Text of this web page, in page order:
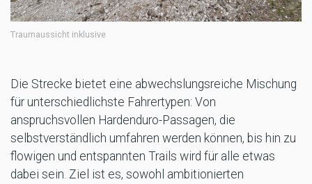
Traumaussicht inklusive
Die Strecke bietet eine abwechslungsreiche Mischung
für unterschiedlichste Fahrertypen: Von
anspruchsvollen Hardenduro-Passagen, die
selbstverständlich umfahren werden können, bis hin zu
flowigen und entspannten Trails wird für alle etwas
dabei sein. Ziel ist es, sowohl ambitionierten